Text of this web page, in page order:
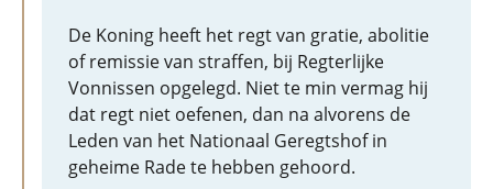
De Koning heeft het regt van gratie, abolitie
of remissie van straffen, bij Regterlijke
Vonnissen opgelegd. Niet te min vermag hij
dat regt niet oefenen, dan na alvorens de
Leden van het Nationaal Geregtshof in
geheime Rade te hebben gehoord.